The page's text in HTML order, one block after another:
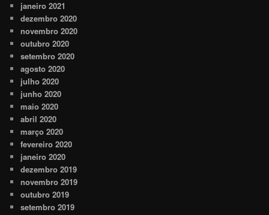
janeiro 2021
dezembro 2020
novembro 2020
outubro 2020
setembro 2020
agosto 2020
julho 2020
junho 2020
maio 2020
abril 2020
março 2020
fevereiro 2020
janeiro 2020
dezembro 2019
novembro 2019
outubro 2019
setembro 2019